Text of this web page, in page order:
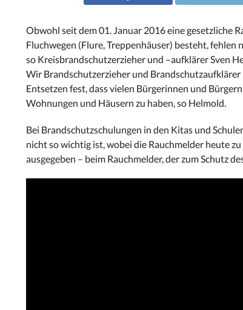
Obwohl seit dem 01. Januar 2016 eine gesetzliche
Fluchwegen (Flure, Treppenhäuser) besteht,
so Kreisbrandschutzerzieher und –aufklärer Sven
Wir Brandschutzerzieher und
Entsetzen fest, dass vielen Bürgerinnen und
Wohnungen und Häusern zu haben, so Helmold.
Bei Brandschutzschulungen in den Kitas und
nicht so wichtig ist, wobei die Rauchmelder heute
ausgegeben – beim Rauchmelder, der zum Schutz